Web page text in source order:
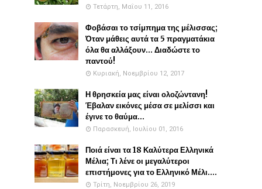
Τετάρτη, Μαΐου 11, 2016
Φοβάσαι το τσίμπημα της μέλισσας;
Όταν μάθεις αυτά τα 5 πραγματάκια
όλα θα αλλάξουν... Διαδώστε το
παντού!
Κυριακή, Νοεμβρίου 12, 2017
Η θρησκεία μας είναι ολοζώντανη!
Έβαλαν εικόνες μέσα σε μελίσσι και
έγινε το θαύμα...
Παρασκευή, Ιουλίου 01, 2016
Ποιά είναι τα 18 Καλύτερα Ελληνικά
Μέλια; Τι λένε οι μεγαλύτεροι
επιστήμονες για το Ελληνικό Μέλι....
Τρίτη, Νοεμβρίου 26, 2019